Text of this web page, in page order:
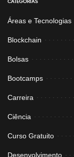
CATEGORIAS
Áreas e Tecnologias
Blockchain
Bolsas
Bootcamps
Carreira
Ciência
Curso Gratuito
Desenvolvimento